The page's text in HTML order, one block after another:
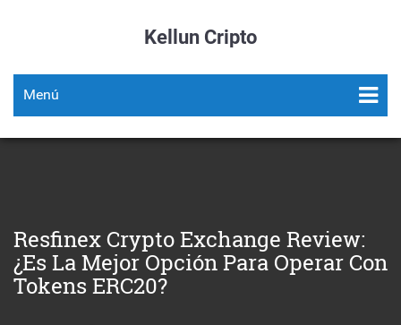
Kellun Cripto
Menú
Resfinex Crypto Exchange Review:
¿Es La Mejor Opción Para Operar Con
Tokens ERC20?